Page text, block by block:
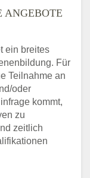
ANGEBOTE
ein breites
Für
Teilnahme an
oder
kommt,
zu
zeitlich